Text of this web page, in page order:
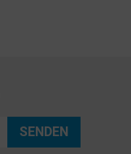
SENDEN